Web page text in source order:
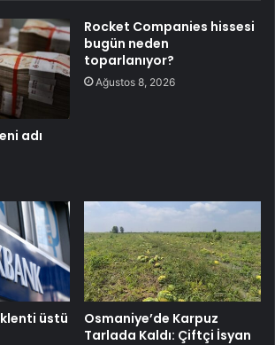
adı
Rocket Companies hissesi
bugün neden
toparlanıyor?
Ağustos 8, 2026
üstü
Osmaniye’de Karpuz
Tarlada Kaldı: Çiftçi İsyan